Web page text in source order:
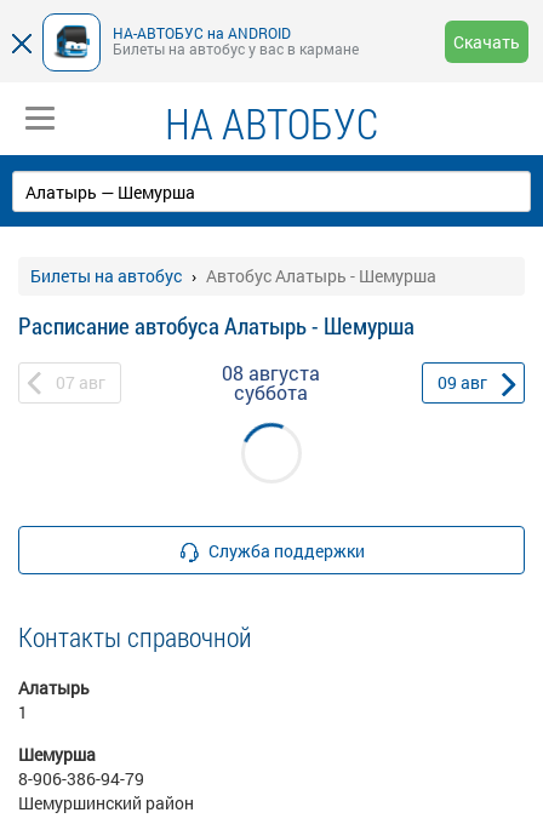
НА-АВТОБУС на ANDROID
Билеты на автобус у вас в кармане
Скачать
НА АВТОБУС
Билеты на автобус Автобус Алатырь - Шемурша
Расписание автобуса Алатырь - Шемурша
07 авг 08 августа
суббота 09 авг
Служба поддержки
Контакты справочной
Алатырь
1
Шемурша
8-906-386-94-79
Шемуршинский район